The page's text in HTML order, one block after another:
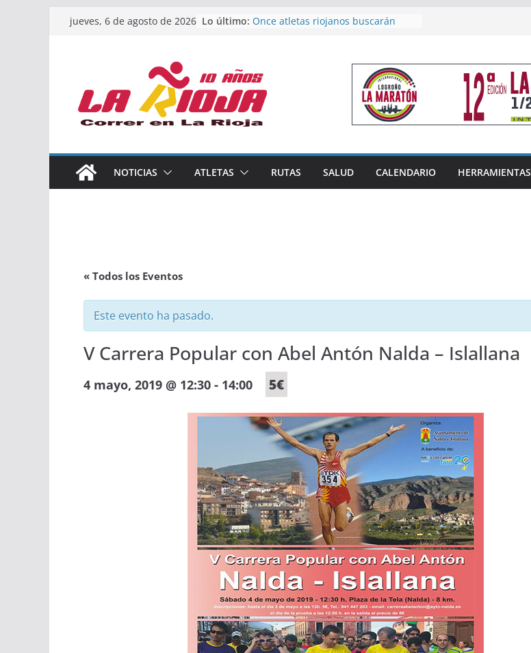
Saltarjueves, 6 de agosto de 2026 Lo último: Once atletas riojanos buscarán
Un bronce en 4×400 y tres puestos
de finalista cierran la participación
riojana en en Nacional de Málaga
El equipo femenino del Tritones
Rioja alcanza el podio nacional de
Acuatlón en Calahorra
España absoluto en Disco
Calahorra acoge este fin de semana
NOTICIAS ATLETAS RUTAS SALUD CALENDARIO HERRAMIENTAS
« Todos los Eventos
Este evento ha pasado.
V Carrera Popular con Abel Antón Nalda – Islallana
4 mayo, 2019 @ 12:30 - 14:00 5€